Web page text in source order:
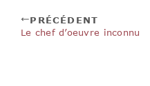
PRÉCÉDENT
Le chef d’oeuvre inconnu